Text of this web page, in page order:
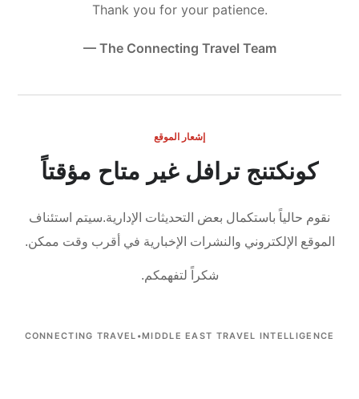
Thank you for your patience.
— The Connecting Travel Team
إشعار الموقع
كونكتنج ترافل غير متاح مؤقتاً
نقوم حالياً باستكمال بعض التحديثات الإدارية.سيتم استئناف
الموقع الإلكتروني والنشرات الإخبارية في أقرب وقت ممكن.
شكراً لتفهمكم.
CONNECTING TRAVEL •MIDDLE EAST TRAVEL INTELLIGENCE